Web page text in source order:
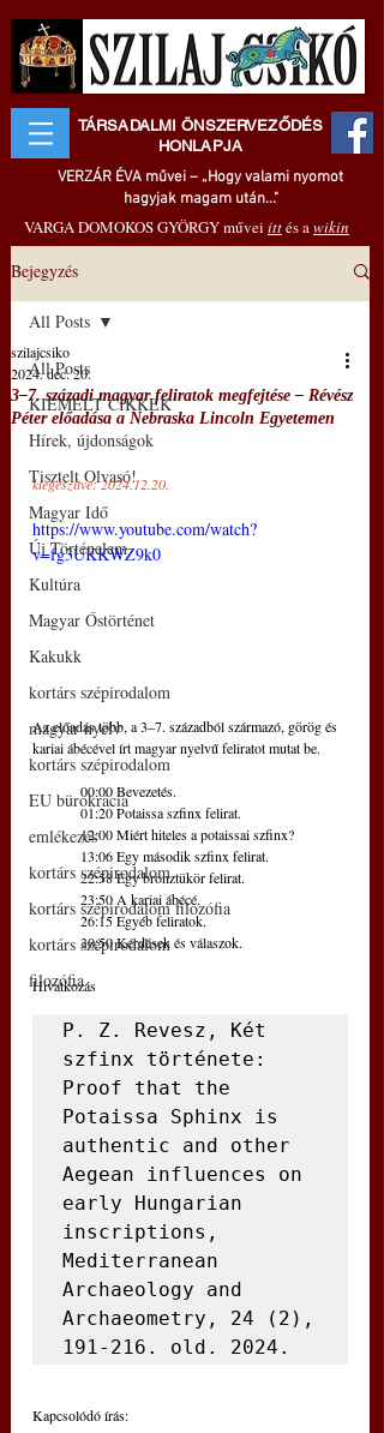
TÁRSADALMI ÖNSZERVEZŐDÉS
HONLAPJA
VERZÁR ÉVA művei – „Hogy valami nyomot
hagyjak magam után..."
VARGA DOMOKOS GYÖRGY művei ittés awikin
Bejegyzés
All Posts
KIEMELT CIKKEK
Hírek, újdonságok
Tisztelt Olvasó!
Magyar Idő
Új Történelem
Kultúra
Magyar Őstörténet
Kakukk
kortárs szépirodalom
magyar nyelv
kortárs szépirodalom
EU bürokrácia
emlékezés
kortárs szépirodalom
kortárs szépirodalom filozófia
kortárs szépirodalom
filozófia
All Posts
3‒7. századi magyar feliratok megfejtése ‒ Révész
Péter előadása a Nebraska Lincoln Egyetemen
szilajcsiko
2024. dec. 20.
kiegészítve: 2024.12.20.
https://www.youtube.com/watch?
v=fg3UKKWZ9k0
Az előadás több, a 3‒7. századból származó, görög és
kariai ábécével írt magyar nyelvű feliratot mutat be.
00:00 Bevezetés.
01:20 Potaissa szfinx felirat.
12:00 Miért hiteles a potaissai szfinx?
13:06 Egy második szfinx felirat.
22:58 Egy bronztükör felirat.
23:50 A kariai ábécé.
26:15 Egyéb feliratok.
30:50 Kérdések és válaszok.
Hivatkozás
P. Z. Revesz, Két
szfinx története:
Proof that the
Potaissa Sphinx is
authentic and other
Aegean influences on
early Hungarian
inscriptions,
Mediterranean
Archaeology and
Archaeometry, 24 (2),
191-216. old. 2024.
Kapcsolódó írás: